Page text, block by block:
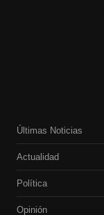
Últimas Noticias
Actualidad
Política
Opinión